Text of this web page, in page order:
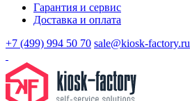
Гарантия и сервис
Доставка и оплата
+7 (499) 994 50 70 sale@kiosk-factory.ru